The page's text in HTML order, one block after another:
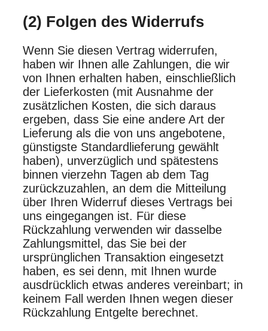
(2) Folgen des Widerrufs
Wenn Sie diesen Vertrag widerrufen,
haben wir Ihnen alle Zahlungen, die wir
von Ihnen erhalten haben, einschließlich
der Lieferkosten (mit Ausnahme der
zusätzlichen Kosten, die sich daraus
ergeben, dass Sie eine andere Art der
Lieferung als die von uns angebotene,
günstigste Standardlieferung gewählt
haben), unverzüglich und spätestens
binnen vierzehn Tagen ab dem Tag
zurückzuzahlen, an dem die Mitteilung
über Ihren Widerruf dieses Vertrags bei
uns eingegangen ist. Für diese
Rückzahlung verwenden wir dasselbe
Zahlungsmittel, das Sie bei der
ursprünglichen Transaktion eingesetzt
haben, es sei denn, mit Ihnen wurde
ausdrücklich etwas anderes vereinbart; in
keinem Fall werden Ihnen wegen dieser
Rückzahlung Entgelte berechnet.